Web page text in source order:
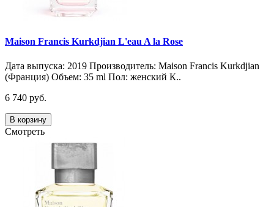
Maison Francis Kurkdjian L'eau A la Rose
Дата выпуска: 2019 Производитель: Maison Francis Kurkdjian
(Франция) Объем: 35 ml Пол: женский К..
6 740 руб.
В корзину
Смотреть